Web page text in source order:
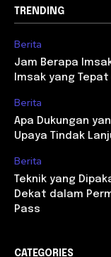
TRENDING
Berita
Jam Berapa
Imsak yang
Berita
Apa Dukungan
Upaya Tindak
Berita
Teknik yang
Dekat dalam
Pass
CATEGORIES